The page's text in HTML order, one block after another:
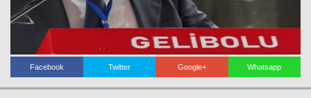
Facebook Twitter Google+ Whatsapp
KÜNYE